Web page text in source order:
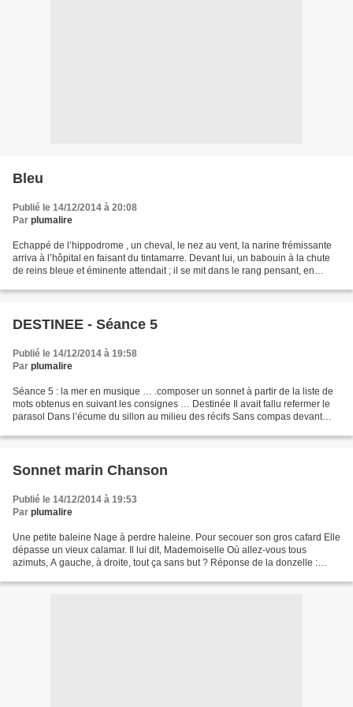
Bleu
Publié le 14/12/2014 à 20:08
Par plumalire
Echappé de l’hippodrome , un cheval, le nez au vent, la narine frémissante
arriva à l’hôpital en faisant du tintamarre. Devant lui, un babouin à la chute
de reins bleue et éminente attendait ; il se mit dans le rang pensant, en
DESTINEE - Séance 5
Publié le 14/12/2014 à 19:58
Par plumalire
Séance 5 : la mer en musique … .composer un sonnet à partir de la liste de
mots obtenus en suivant les consignes … Destinée Il avait fallu refermer le
parasol Dans l’écume du sillon au milieu des récifs Sans compas devant
Sonnet marin Chanson
Publié le 14/12/2014 à 19:53
Par plumalire
Une petite baleine Nage à perdre haleine. Pour secouer son gros cafard Elle
dépasse un vieux calamar. Il lui dit, Mademoiselle Où allez-vous tous
azimuts, A gauche, à droite, tout ça sans but ? Réponse de la donzelle :